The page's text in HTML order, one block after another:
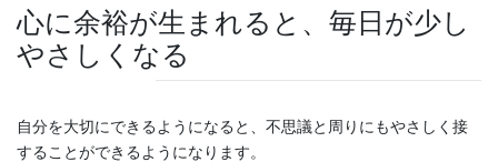
心に余裕が生まれると、毎日が少し
やさしくなる
自分を大切にできるようになると、不思議と周りにもやさしく接
することができるようになります。